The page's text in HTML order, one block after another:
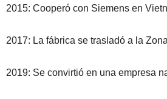
2015: Cooperó con Siemens en
2017: La fábrica se trasladó a la
2019: Se convirtió en una empresa